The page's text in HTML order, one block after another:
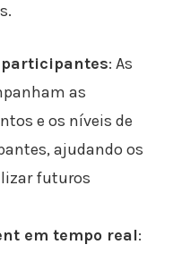
: As
as
e os níveis de
ajudando os
futuros
em tempo real: